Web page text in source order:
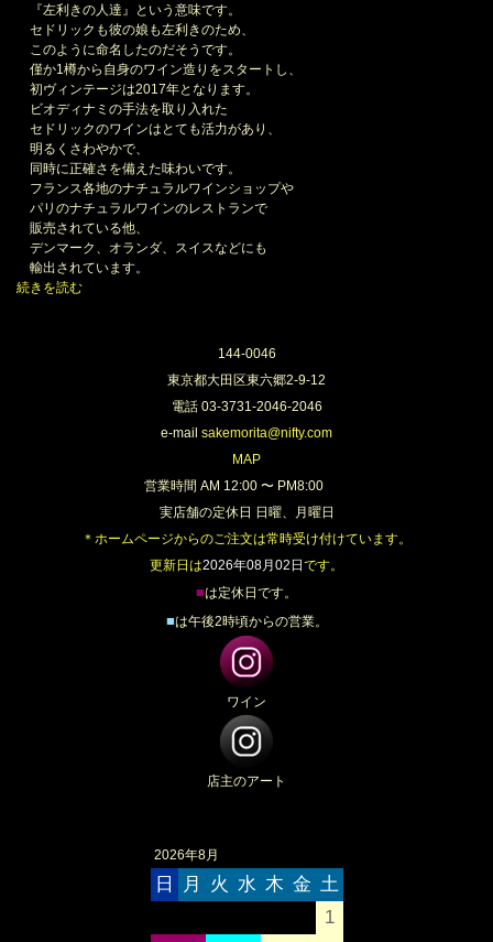
『左利きの人達』という意味です。
セドリックも彼の娘も左利きのため、
このように命名したのだそうです。
僅か1樽から自身のワイン造りをスタートし、
初ヴィンテージは2017年となります。
ビオディナミの手法を取り入れた
セドリックのワインはとても活力があり、
明るくさわやかで、
同時に正確さを備えた味わいです。⁠
フランス各地のナチュラルワインショップや
パリのナチュラルワインのレストランで
販売されている他、
デンマーク、オランダ、スイスなどにも
輸出されています。
続きを読む
144-0046
東京都大田区東六郷2-9-12
電話 03-3731-2046-2046
e-mail sakemorita@nifty.com
MAP
営業時間 AM 12:00 〜 PM8:00
実店舗の定休日 日曜、月曜日
＊ホームページからのご注文は常時受け付けています。
更新日は2026年08月02日です。
■は定休日です。
■は午後2時頃からの営業。
ワイン
店主のアート
2026年8月
日 月 火 水 木 金 土
1